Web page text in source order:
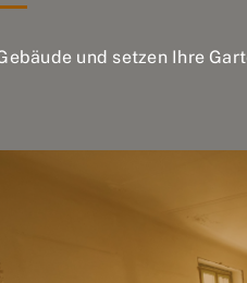
und setzen Ihre